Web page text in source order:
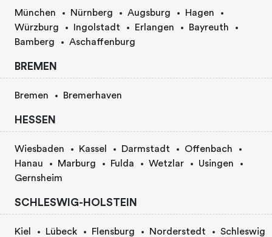
München Nürnberg Augsburg
Hagen
Würzburg
Ingolstadt Erlangen
Bayreuth
Bamberg
Aschaffenburg
BREMEN
Bremen Bremerhaven
HESSEN
Wiesbaden Kassel Darmstadt
Offenbach
Hanau
Marburg Fulda Wetzlar
Usingen
Gernsheim
SCHLESWIG-HOLSTEIN
Kiel Lübeck Flensburg Norderstedt
Schleswig